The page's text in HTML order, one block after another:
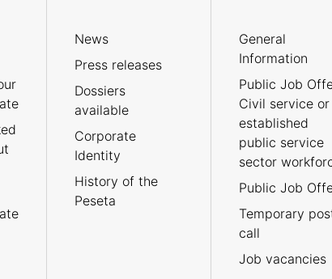
News
Press releases
Dossiers
available
Corporate
Identity
History of the
Peseta
General
Information
Public Job
Civil service or
established
public service
sector
Public Job
Temporary
call
Job vacancies